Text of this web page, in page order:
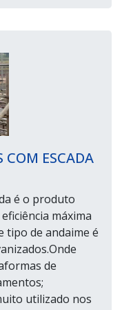
COM ESCADA
é o produto
máxima
tipo de andaime é
de
utilizado nos